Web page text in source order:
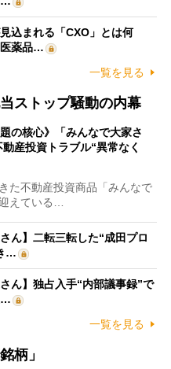
込まれる「CXO」とは何
薬品…
一覧を見る
ストップ騒動の内幕
の核心》「みんなで大家さ
産投資トラブル“異常なく
た不動産投資商品「みんなで
えている…
ん】二転三転した“成田プロ
…
ん】独占入手“内部議事録”で
…
一覧を見る
柄」